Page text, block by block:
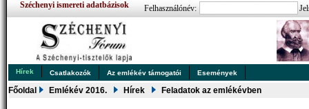
Széchenyi ismereti adatbázisok Felhasználónév:
Hírek Csatlakozók Az emlékév támogatói Események
Főoldal Emlékév 2016. Hírek Feladatok az emlékévben